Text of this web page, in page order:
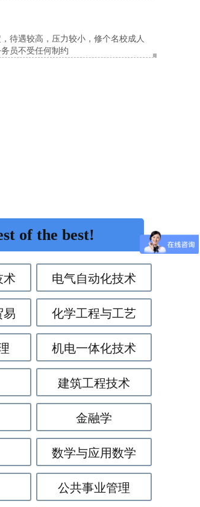
待遇较高，压力较小，修个名校成人
员不受任何制约
of the best!
术 电气自动化技术
易 化学工程与工艺
机电一体化技术
建筑工程技术
金融学
数学与应用数学
公共事业管理